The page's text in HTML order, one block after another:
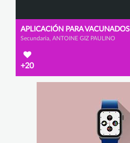
APLICACIÓN PARA VACUNADOS
Secundaria, ANTOINE GIZ PAULINO
+20